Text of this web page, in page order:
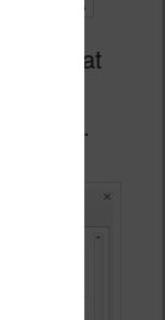
le format
cela.